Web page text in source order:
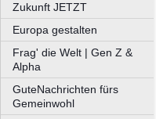
Zukunft JETZT
Europa gestalten
Frag' die Welt | Gen Z &
Alpha
GuteNachrichten fürs
Gemeinwohl